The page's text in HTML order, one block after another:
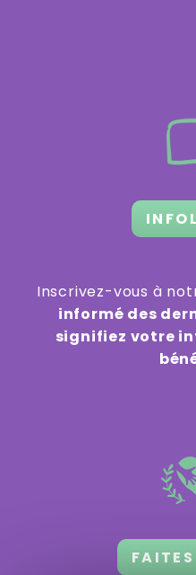
Inscrivez-vous à
informé des
signifiez votre